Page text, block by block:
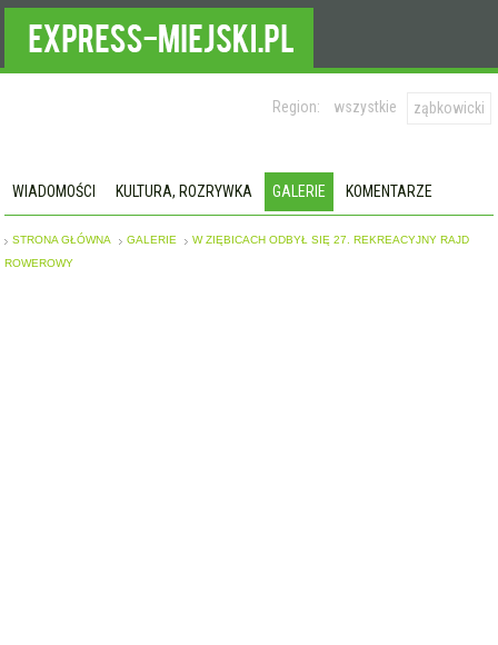
Region: wszystkie ząbkowicki
WIADOMOŚCI KULTURA, ROZRYWKA GALERIE KOMENTARZE
STRONA GŁÓWNA GALERIE
W ZIĘBICACH ODBYŁ SIĘ 27. REKREACYJNY RAJD
ROWEROWY